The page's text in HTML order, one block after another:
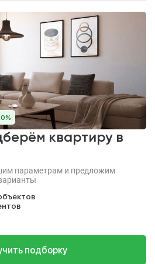
квартиру в
параметрам и предложим
подборку